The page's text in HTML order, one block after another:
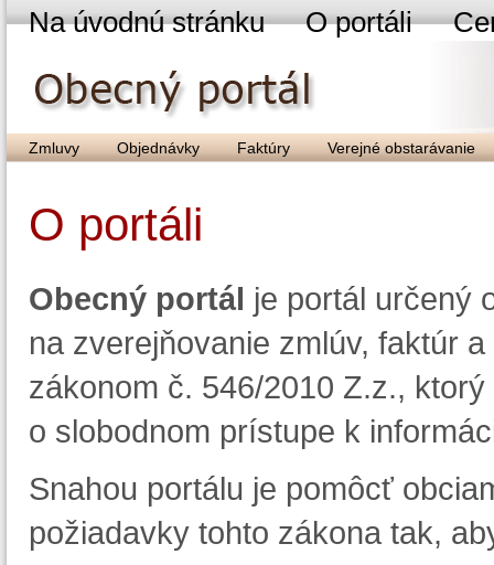
Na úvodnú stránku O portáli
Zmluvy Objednávky Faktúry Verejné obstarávanie
O portáli
Obecný portál je portál určený
na zverejňovanie zmlúv, faktúr
zákonom č. 546/2010 Z.z.,
o slobodnom prístupe k
Snahou portálu je pomôcť
požiadavky tohto zákona tak,